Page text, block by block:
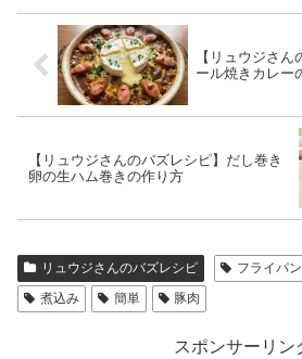
【リュウジさ
ール焼きカレー
【リュウジさんのバズレシピ】だし巻き
卵の生ハム巻きの作り方
リュウジさんのバズレシピ フライパン
煮込み
簡単 豚肉
スポンサーリン